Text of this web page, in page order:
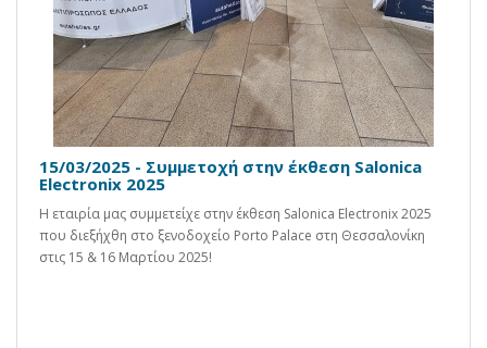
15/03/2025 - Συμμετοχή στην έκθεση Salonica
Electronix 2025
Η εταιρία μας συμμετείχε στην έκθεση Salonica Electronix 2025
που διεξήχθη στο ξενοδοχείο Porto Palace στη Θεσσαλονίκη
στις 15 & 16 Μαρτίου 2025!